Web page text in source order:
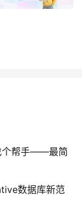
个帮手——最简
数据库新范